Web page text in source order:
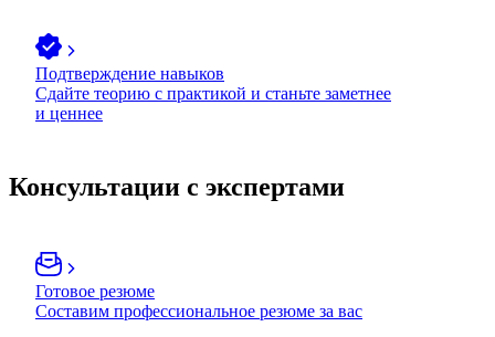
Подтверждение навыков
Сдайте теорию с практикой и станьте заметнее
и ценнее
Консультации с экспертами
Готовое резюме
Составим профессиональное резюме за вас